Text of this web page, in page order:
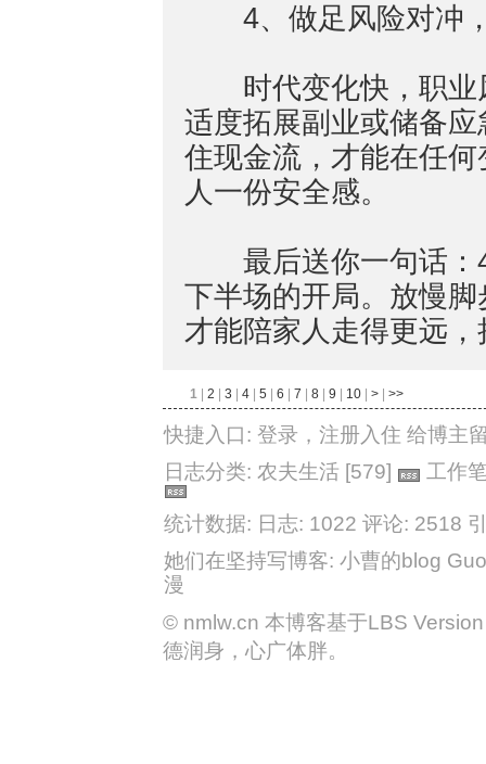
4、做足风险对冲
时代变化快，职业
适度拓展副业或储备
住现金流，才能在任
人一份安全感。
最后送你一句话：
下半场的开局。放慢
才能陪家人走得更远
1 2 3 4 5 6 7 8 9 10 > >>
快捷入口: 登录 ， 注册入住 给博主
日志分类: 农夫生活 [579] 工作
统计数据: 日志: 1022 评论: 2518
她们在坚持写博客: 小曹的blog
漫
© nmlw.cn 本博客基于LBS
德润身，心广体胖。